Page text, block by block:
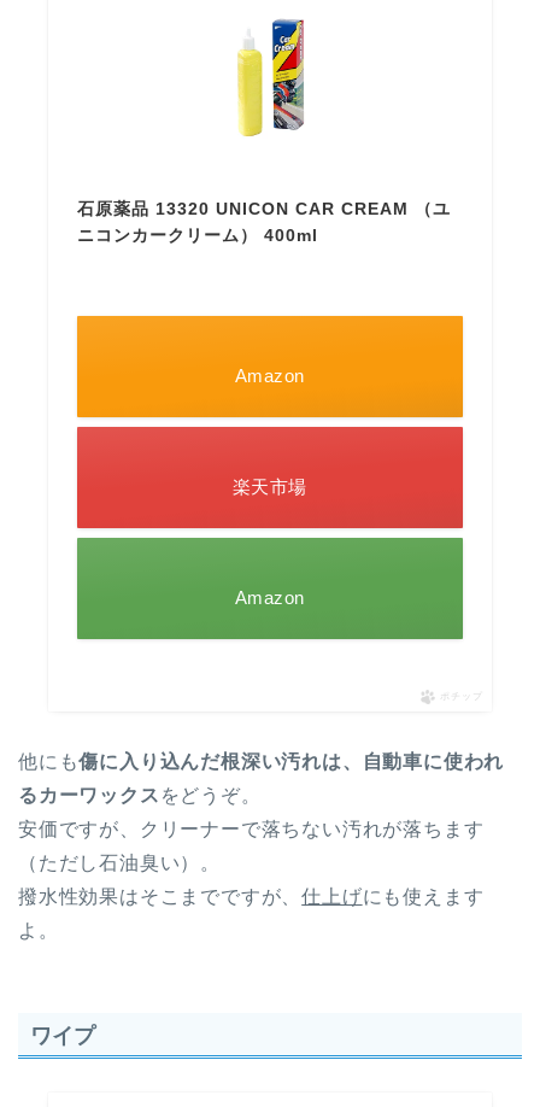
石原薬品 13320 UNICON CAR CREAM （ユ
ニコンカークリーム） 400ml
Amazon
楽天市場
Amazon
ポチップ
他にも傷に入り込んだ根深い汚れは、
自動車に使われ
るカーワックス をどうぞ。
安価ですが、クリーナーで落ちない汚れが落ちます
（ただし石油臭い）。
撥水性効果はそこまでですが、仕上げにも使えます
よ。
ワイプ